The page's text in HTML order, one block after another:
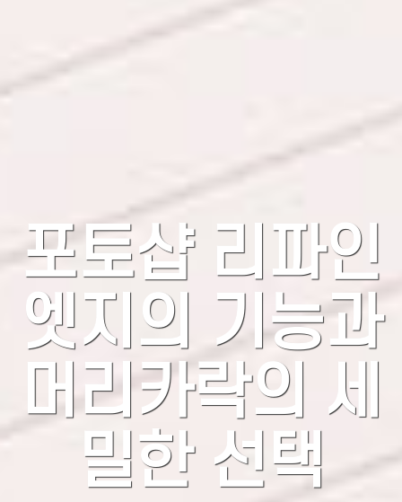
포토샵 리파인
엣지의 기능과
머리카락의 세
밀한 선택